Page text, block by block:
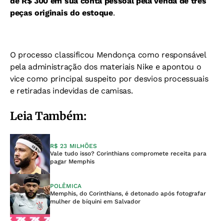
peças originais do estoque.
O processo classificou Mendonça como responsável
pela administração dos materiais Nike e apontou o
vice como principal suspeito por desvios processuais
e retiradas indevidas de camisas.
Leia Também:
R$ 23 MILHÕES
Vale tudo isso? Corinthians compromete receita para
pagar Memphis
POLÊMICA
Memphis, do Corinthians, é detonado após fotografar
mulher de bíquini em Salvador